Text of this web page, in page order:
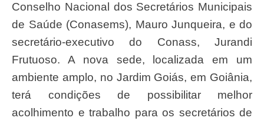
Conselho Nacional dos Secretários Municipais
de Saúde (Conasems), Mauro Junqueira, e do
secretário-executivo do Conass, Jurandi
Frutuoso. A nova sede, localizada em um
ambiente amplo, no Jardim Goiás, em Goiânia,
terá condições de possibilitar melhor
acolhimento e trabalho para os secretários de